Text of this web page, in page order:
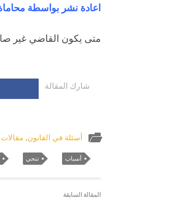
اعادة نشر بواسطة
متى يكون القاضي غير
شارك المقالة
أسئلة في القانون, مقالات
أسباب تنحي
المقالة السابقة